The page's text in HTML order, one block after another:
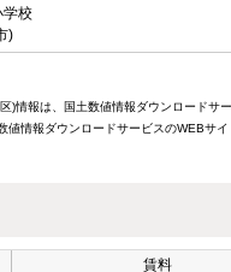
学校
)
)情報は、国土数値情報ダウンロード
情報ダウンロードサービスのWEBサ
賃料